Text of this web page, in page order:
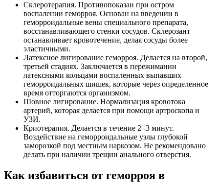
Склеротерапия. Противопоказан при остром
воспалении геморроя. Основан на введении в
геморроидальные вены специального препарата,
восстанавливающего стенки сосудов. Склерозант
останавливает кровотечение, делая сосуды более
эластичными.
Латексное лигирование геморроя. Делается на второй,
третьей стадиях. Заключается в пережимании
латексными кольцами воспаленных выпавших
геморроидальных шишек, которые через определенное
время отторгаются организмом.
Шовное лигирование. Нормализация кровотока
артерий, которая делается при помощи артроскопа и
УЗИ.
Криотерапия. Делается в течение 2 -3 минут.
Воздействие на геморроидальные узлы глубокой
заморозкой под местным наркозом. Не рекомендовано
делать при наличии трещин анального отверстия.
Как избавиться от геморроя в